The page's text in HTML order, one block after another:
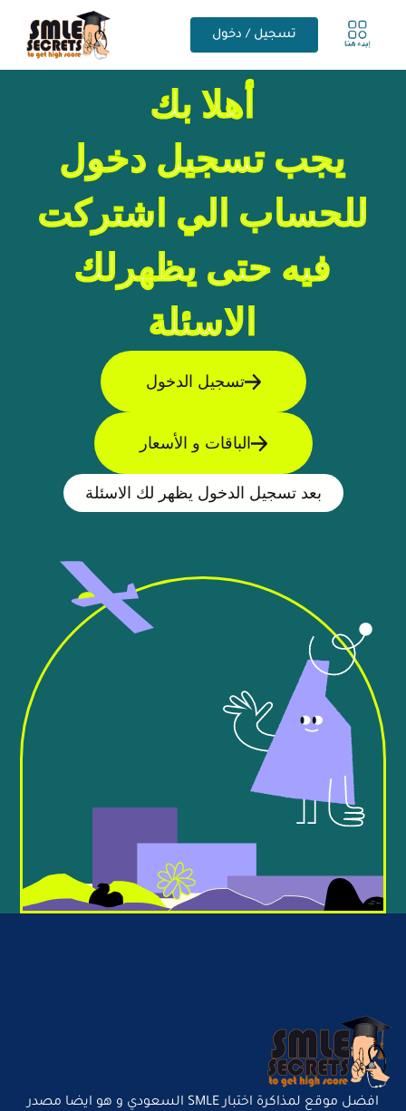
تسجيل / دخول
أهلا بك
يجب تسجيل دخول
للحساب الي اشتركت
فيه حتى يظهرلك
الاسئلة
تسجيل الدخول
الباقات و الأسعار
بعد تسجيل الدخول يظهر لك الاسئلة
افضل موقع لمذاكرة اختبار SMLE السعودي و هو ايضا مصدر